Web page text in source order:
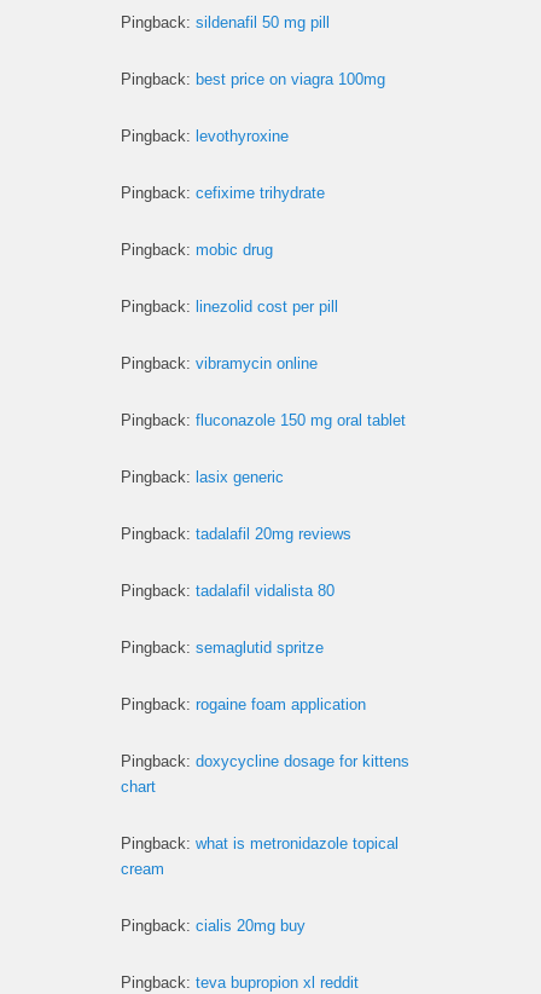
Pingback: sildenafil 50 mg pill
Pingback: best price on viagra 100mg
Pingback: levothyroxine
Pingback: cefixime trihydrate
Pingback: mobic drug
Pingback: linezolid cost per pill
Pingback: vibramycin online
Pingback: fluconazole 150 mg oral tablet
Pingback: lasix generic
Pingback: tadalafil 20mg reviews
Pingback: tadalafil vidalista 80
Pingback: semaglutid spritze
Pingback: rogaine foam application
Pingback: doxycycline dosage for kittens
chart
Pingback: what is metronidazole topical
cream
Pingback: cialis 20mg buy
Pingback: teva bupropion xl reddit